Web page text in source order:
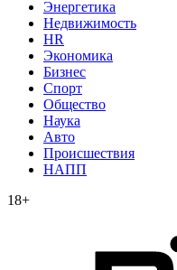
Энергетика
Недвижимость
HR
Экономика
Бизнес
Спорт
Общество
Наука
Авто
Происшествия
НАПП
18+